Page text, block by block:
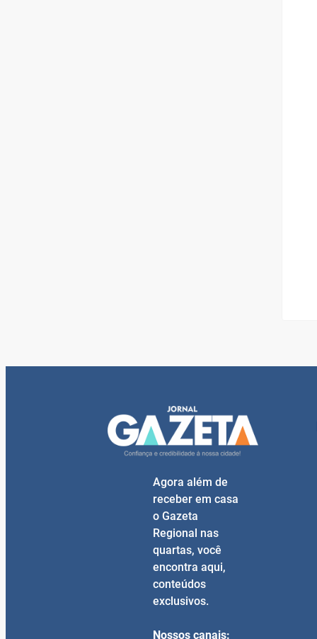
Agora além de
receber em casa
o Gazeta
Regional nas
quartas, você
encontra aqui,
conteúdos
exclusivos.
Nossos canais: